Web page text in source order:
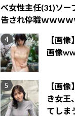
ベ女性主任(31)ソー
告され停職ｗｗｗ
【画
画像
【画
き女王
てしま